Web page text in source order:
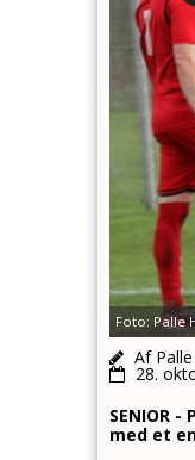
Foto: Palle
Af
28.
SENIOR
med et